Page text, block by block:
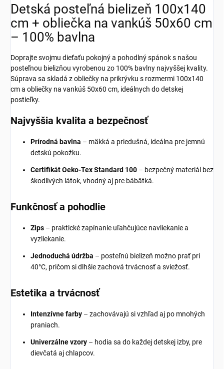
Detská posteľná bielizeň 100x140
cm + obliečka na vankúš 50x60 cm
– 100% bavlna
Doprajte svojmu dieťaťu pokojný a pohodlný spánok s našou
posteľnou bielizňou vyrobenou zo 100% bavlny najvyššej kvality.
Súprava sa skladá z obliečky na prikrývku s rozmermi 100x140
cm a obliečky na vankúš 50x60 cm, ideálnych do detskej
postieľky.
Najvyššia kvalita a bezpečnosť
Prírodná bavlna – mäkká a priedušná, ideálna pre jemnú
detskú pokožku.
Certifikát Oeko-Tex Standard 100 – bezpečný materiál bez
škodlivých látok, vhodný aj pre bábätká.
Funkčnosť a pohodlie
Zips – praktické zapínanie uľahčujúce navliekanie a
vyzliekanie.
Jednoduchá údržba – posteľnú bielizeň možno prať pri
40°C, pričom si dlhšie zachová trvácnosť a sviežosť.
Estetika a trvácnosť
Intenzívne farby – zachovávajú si vzhľad aj po mnohých
praniach.
Univerzálne vzory – hodia sa do každej detskej izby, pre
dievčatá aj chlapcov.